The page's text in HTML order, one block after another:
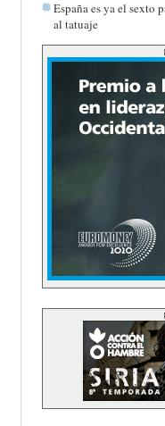
España es ya el sexto
al tatuaje